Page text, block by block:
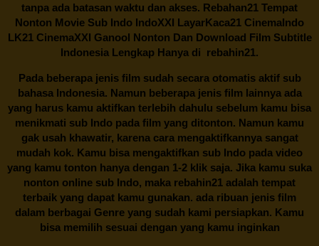
tanpa ada batasan waktu dan akses. Rebahan21 Tempat
Nonton Movie Sub Indo IndoXXI LayarKaca21 CinemaIndo
LK21 CinemaXXI Ganool Nonton Dan Download Film Subtitle
Indonesia Lengkap Hanya di rebahin21.
Pada beberapa jenis film sudah secara otomatis aktif sub
bahasa Indonesia. Namun beberapa jenis film lainnya ada
yang harus kamu aktifkan terlebih dahulu sebelum kamu bisa
menikmati sub Indo pada film yang ditonton. Namun kamu
gak usah khawatir, karena cara mengaktifkannya sangat
mudah kok. Kamu bisa mengaktifkan sub Indo pada video
yang kamu tonton hanya dengan 1-2 klik saja. Jika kamu suka
nonton online sub Indo, maka rebahin21 adalah tempat
terbaik yang dapat kamu gunakan. ada ribuan jenis film
dalam berbagai Genre yang sudah kami persiapkan. Kamu
bisa memilih sesuai dengan yang kamu inginkan